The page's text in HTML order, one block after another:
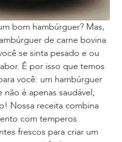
bom hambúrguer? Mas,
de carne bovina
se sinta pesado e ou
É por isso que temos
você: um hambúrguer
é apenas saudável,
Nossa receita combina
com temperos
frescos para criar um